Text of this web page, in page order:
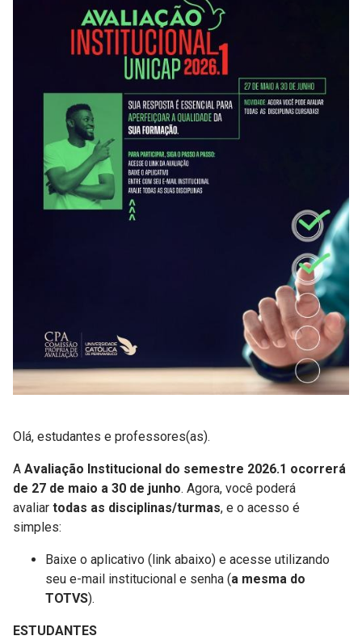
Olá, estudantes e professores(as).
A Avaliação Institucional do semestre 2026.1 ocorrerá
de 27 de maio a 30 de junho. Agora, você poderá
avaliar todas as disciplinas/turmas, e o acesso é
simples:
Baixe o aplicativo (link abaixo) e acesse utilizando
seu e-mail institucional e senha (a mesma do
TOTVS).
ESTUDANTES